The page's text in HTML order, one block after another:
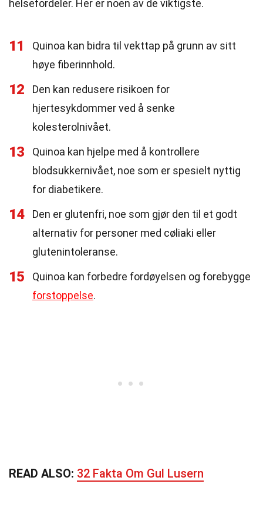
helsefordeler. Her er noen av de viktigste.
11
Quinoa kan bidra til vekttap på grunn av sitt
høye fiberinnhold.
12
Den kan redusere risikoen for
hjertesykdommer ved å senke
kolesterolnivået.
13
Quinoa kan hjelpe med å kontrollere
blodsukkernivået, noe som er spesielt nyttig
for diabetikere.
14
Den er glutenfri, noe som gjør den til et godt
alternativ for personer med cøliaki eller
glutenintoleranse.
15
Quinoa kan forbedre fordøyelsen og forebygge
forstoppelse.
READ ALSO: 32 Fakta Om Gul Lusern